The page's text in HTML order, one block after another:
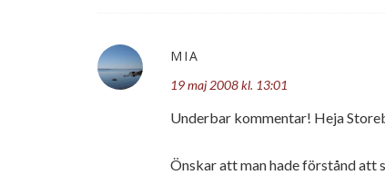
MIA
19 maj 2008 kl. 13:01
Underbar kommentar! Heja
Önskar att man hade förstånd att